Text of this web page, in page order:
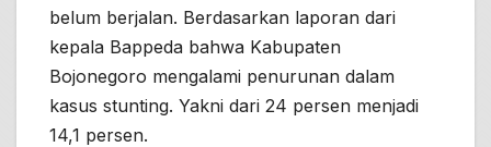
belum berjalan. Berdasarkan laporan dari
kepala Bappeda bahwa Kabupaten
Bojonegoro mengalami penurunan dalam
kasus stunting. Yakni dari 24 persen menjadi
14,1 persen.